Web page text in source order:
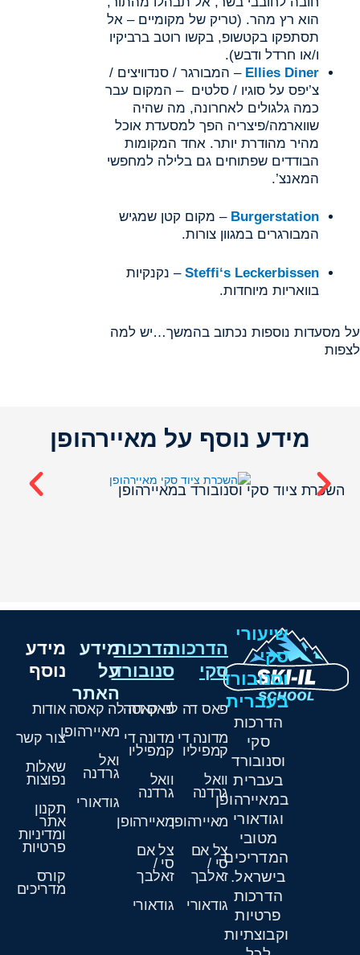
הוא רץ מהר. (טריק של מקומיים – אל
תסתפקו בקטשופ, בקשו רוטב ברביקיו
ו/או חרדל ודבש).
Ellies Diner – המבורגר / סנדוויצים /
צ’יפס על סוגיו / סלטים – המקום עבר
כמה גלגולים לאחרונה, מה שהיה
שווארמה/פיצריה הפך למסעדת אוכל
מהיר מהודרת יותר. אחד המקומות
הבודדים שפתוחים גם בלילה למחפשי
המאנצ’.
Burgerstation – מקום קטן שמגיש
המבורגרים במגוון צורות.
Steffi‘s Leckerbissen – נקנקיות
בוואריות מיוחדות.
על מסעדות נוספות נכתוב בהמשך…יש למה
לצפות
מידע נוסף על מאיירהופן
השכרת ציוד סקי וסנובורד במאיירהופן
שיעורי
סקי
וסנובורד
בעברית
הדרכות
סקי
וסנובורד
בעברית
במאיירהופן
וגודאורי
מטובי
המדריכים
בישראל.
הדרכות
פרטיות
וקבוצתיות
הדרכות
סקי
פאס דה לה קאסה
מדונה די
קמפיליו
וואל
גרדנה
מאיירהופן
צל אם
סי /
זאלבך
גודאורי
הדרכות
סנובורד
פאס דה לה קאסה
מדונה די
קמפיליו
וואל
גרדנה
מאיירהופן
צל אם
סי /
זאלבך
גודאורי
מידע
על
האתר
מאיירהופן
ואל
גרדנה
גודאורי
מידע
נוסף
אודות
צור קשר
שאלות
נפוצות
תקנון
אתר
ומדיניות
פרטיות
קורס
מדריכים